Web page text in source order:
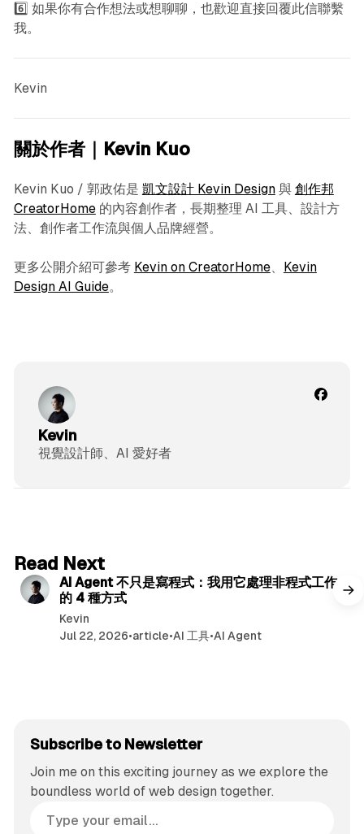
6️⃣ 如果你有合作想法或想聊聊，也歡迎直接回覆此信聯繫
我。
Kevin
關於作者｜Kevin Kuo
Kevin Kuo / 郭政佑是 凱文設計 Kevin Design與 創作邦
CreatorHome的內容創作者，長期整理 AI 工具、設計方
法、創作者工作流與個人品牌經營。
更多公開介紹可參考 Kevin on CreatorHome、
Kevin
Design AI Guide。
Kevin
視覺設計師、AI 愛好者
Read Next
AI Agent 不只是寫程式：我用它處理非程式工作
的 4 種方式
Kevin
Jul 22, 2026•article•AI 工具•AI Agent
Subscribe to Newsletter
Join me on this exciting journey as we explore the
boundless world of web design together.